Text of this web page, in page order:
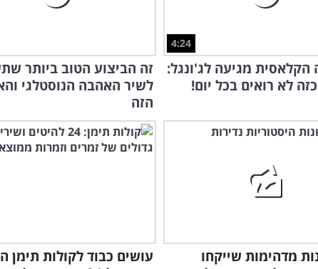
4:24
הקלאסית מגיעה לג'ונגל:
לא רואים בכל יום!
זה הביצוע הטוב ביותר
לשיר האהבה הנוסטלגי
הזה
מדהימות שייקחו
עושים כבוד לקולות תימן